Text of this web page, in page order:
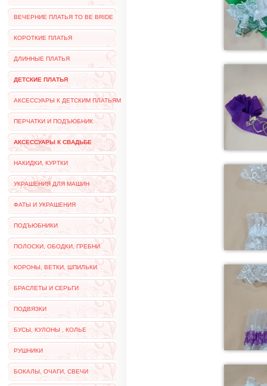
ВЕЧЕРНИЕ ПЛАТЬЯ TO BE BRIDE
КОРОТКИЕ ПЛАТЬЯ
ДЛИННЫЕ ПЛАТЬЯ
ДЕТСКИЕ ПЛАТЬЯ
АКСЕССУАРЫ К ДЕТСКИМ ПЛАТЬЯМ
ПЕРЧАТКИ И ПОДЪЮБНИК
АКСЕССУАРЫ К СВАДЬБЕ
НАКИДКИ, КУРТКИ
УКРАШЕНИЯ ДЛЯ МАШИН
ФАТЫ И УКРАШЕНИЯ
ПОДЪЮБНИКИ
ПОЛОСКИ, ОБОДКИ, ГРЕБНИ
КОРОНЫ, ВЕТКИ, ШПИЛЬКИ
БРАСЛЕТЫ И СЕРЬГИ
ПОДВЯЗКИ
БУСЫ, КУЛОНЫ , КОЛЬЕ
РУШНИКИ
БОКАЛЫ, ОЧАГИ, СВЕЧИ